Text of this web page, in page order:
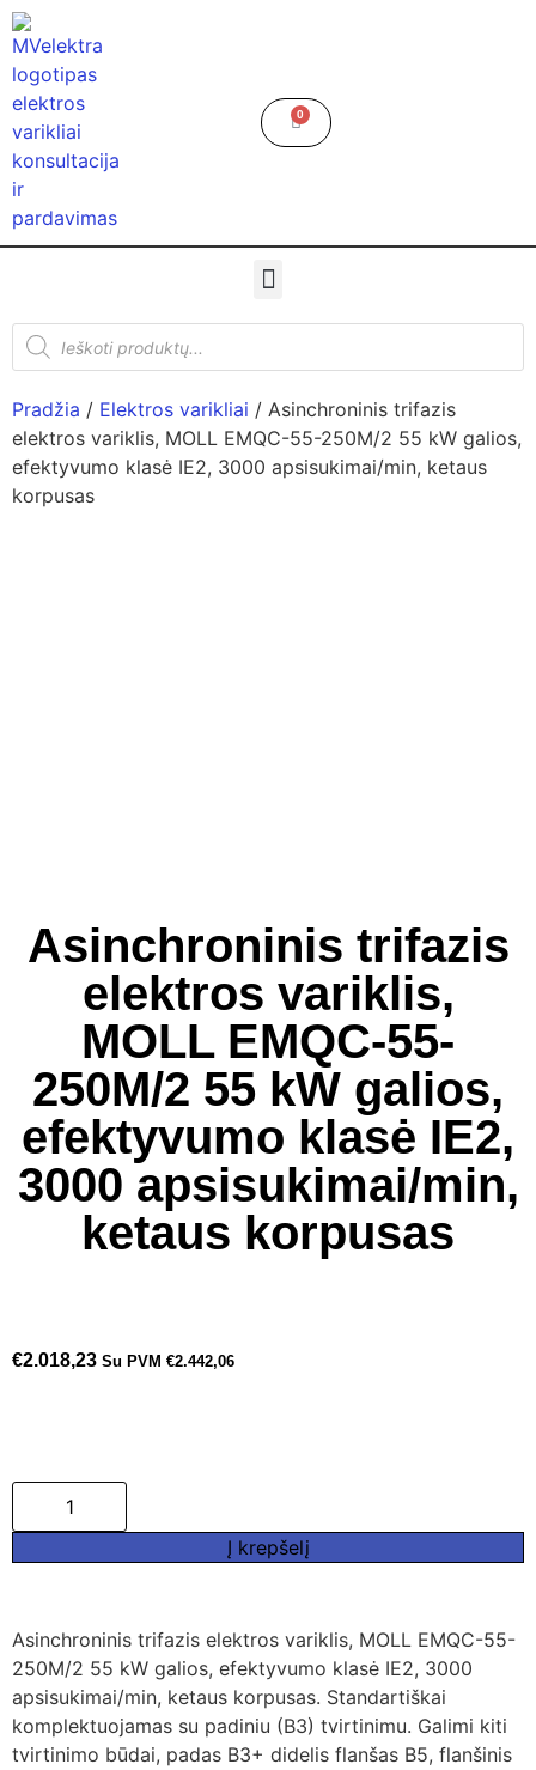
0
Pradžia / Elektros varikliai / Asinchroninis trifazis
elektros variklis, MOLL EMQC-55-250M/2 55 kW galios,
efektyvumo klasė IE2, 3000 apsisukimai/min, ketaus
korpusas
Asinchroninis trifazis
elektros variklis,
MOLL EMQC-55-
250M/2 55 kW galios,
efektyvumo klasė IE2,
3000 apsisukimai/min,
ketaus korpusas
€2.018,23 Su PVM €2.442,06
Į krepšelį
Asinchroninis trifazis elektros variklis, MOLL EMQC-55-
250M/2 55 kW galios, efektyvumo klasė IE2, 3000
apsisukimai/min, ketaus korpusas. Standartiškai
komplektuojamas su padiniu (B3) tvirtinimu. Galimi kiti
tvirtinimo būdai, padas B3+ didelis flanšas B5, flanšinis